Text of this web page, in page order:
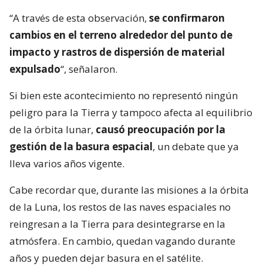
“A través de esta observación, se confirmaron
cambios en el terreno alrededor del punto de
impacto y rastros de dispersión de material
expulsado“, señalaron.
Si bien este acontecimiento no representó ningún
peligro para la Tierra y tampoco afecta al equilibrio
de la órbita lunar, causó preocupación por la
gestión de la basura espacial, un debate que ya
lleva varios años vigente.
Cabe recordar que, durante las misiones a la órbita
de la Luna, los restos de las naves espaciales no
reingresan a la Tierra para desintegrarse en la
atmósfera. En cambio, quedan vagando durante
años y pueden dejar basura en el satélite.